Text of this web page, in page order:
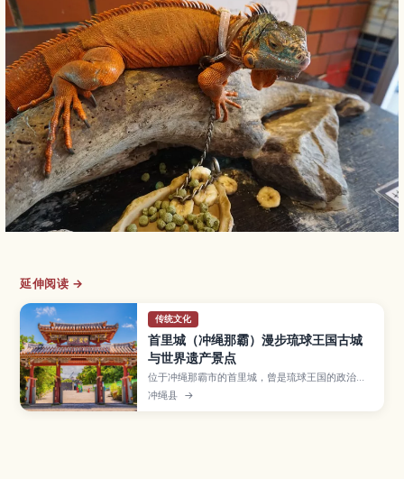
延伸阅读 →
传统文化
首里城（冲绳那霸）漫步琉球王国古城
与世界遗产景点
位于冲绳那霸市的首里城，曾是琉球王国的政治与
文化中心，如今被列入世界遗产，是到冲绳必访的
人气景点。文章介绍守礼门、正殿遗址、园比屋武
冲绳县 →